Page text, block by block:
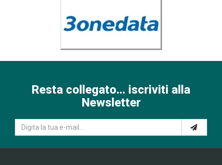
Resta collegato... iscriviti alla
Newsletter